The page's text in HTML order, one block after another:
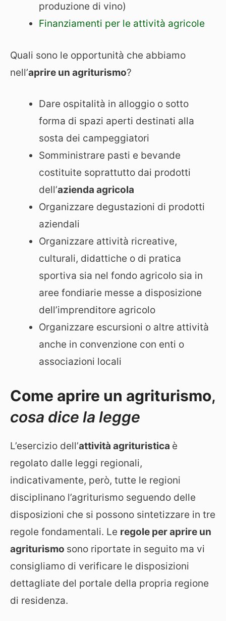
produzione di vino)
Finanziamenti per le attività agricole
Quali sono le opportunità che abbiamo
nell’aprire un agriturismo?
Dare ospitalità in alloggio o sotto
forma di spazi aperti destinati alla
sosta dei campeggiatori
Somministrare pasti e bevande
costituite soprattutto dai prodotti
dell’azienda agricola
Organizzare degustazioni di prodotti
aziendali
Organizzare attività ricreative,
culturali, didattiche o di pratica
sportiva sia nel fondo agricolo sia in
aree fondiarie messe a disposizione
dell’imprenditore agricolo
Organizzare escursioni o altre attività
anche in convenzione con enti o
associazioni locali
Come aprire un agriturismo,
cosa dice la legge
L’esercizio dell’attività agrituristica è
regolato dalle leggi regionali,
indicativamente, però, tutte le regioni
disciplinano l’agriturismo seguendo delle
disposizioni che si possono sintetizzare in tre
regole fondamentali. Le regole per aprire un
agriturismo sono riportate in seguito ma vi
consigliamo di verificare le disposizioni
dettagliate del portale della propria regione
di residenza.